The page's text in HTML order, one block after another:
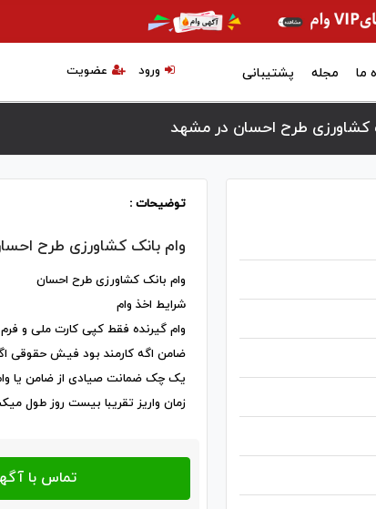
عضویت ورود ما مجله پشتیبانی
کشاورزی طرح احسان در مشهد
توضیحات :
وام بانک کشاورزی طرح
وام بانک کشاورزی طرح احسان
شرایط اخذ وام
وام گیرنده فقط کپی کارت ملی و فرم
ضامن اگه کارمند بود فیش حقوقی
یک چک ضمانت صیادی از ضامن یا
زمان واریز تقریبا بیست روز طول